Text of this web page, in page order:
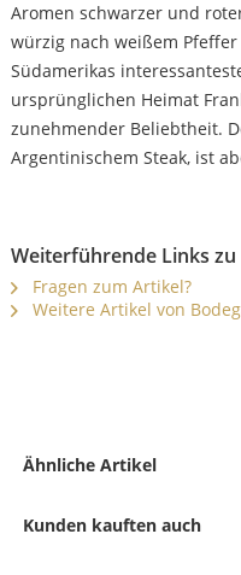
Aromen schwarzer und
würzig nach weißem
Südamerikas
ursprünglichen Heimat
zunehmender Beliebtheit.
Argentinischem Steak, ist
Weiterführende Links
Fragen zum Artikel?
Weitere Artikel von
Ähnliche Artikel
Kunden kauften auch